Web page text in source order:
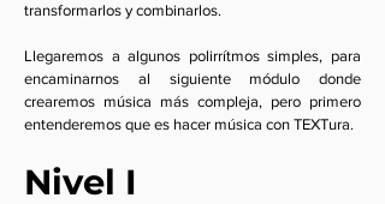
transformarlos y combinarlos.
Llegaremos a algunos polirrítmos simples, para
encaminarnos al siguiente módulo donde
crearemos música más compleja, pero primero
entenderemos que es hacer música con TEXTura.
Nivel I